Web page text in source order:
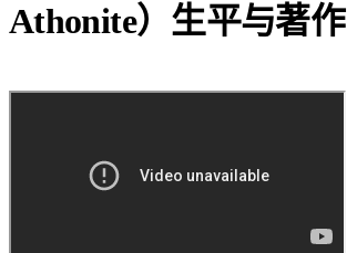
Athonite）生平与著作